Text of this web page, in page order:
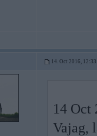
14. Oct 2016, 12:33
14 Oct
Vajag,